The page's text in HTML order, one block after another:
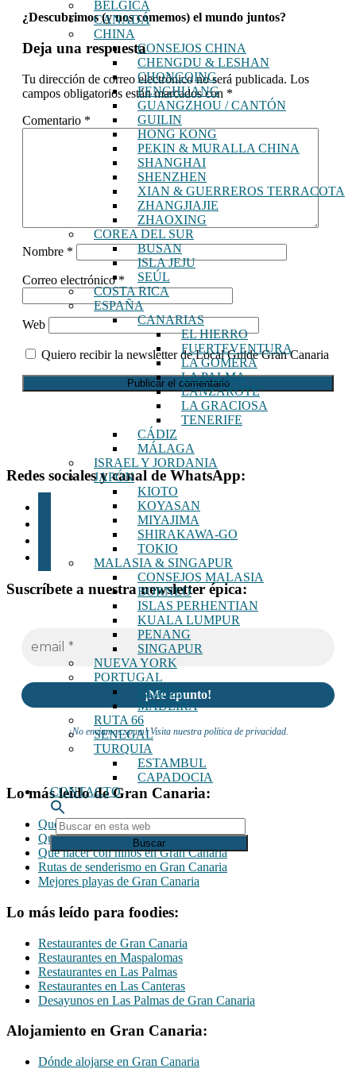
BÉLGICA
CANADÁ
CHINA
CONSEJOS CHINA
CHENGDU & LESHAN
CHONGQING
FENGHUANG
GUANGZHOU / CANTÓN
GUILIN
HONG KONG
PEKIN & MURALLA CHINA
SHANGHAI
SHENZHEN
XIAN & GUERREROS TERRACOTA
ZHANGJIAJIE
ZHAOXING
COREA DEL SUR
BUSAN
ISLA JEJU
SEÚL
COSTA RICA
ESPAÑA
CANARIAS
EL HIERRO
FUERTEVENTURA
LA GOMERA
LA PALMA
LANZAROTE
LA GRACIOSA
TENERIFE
CÁDIZ
MÁLAGA
ISRAEL Y JORDANIA
JAPÓN
KIOTO
KOYASAN
MIYAJIMA
SHIRAKAWA-GO
TOKIO
MALASIA & SINGAPUR
CONSEJOS MALASIA
BORNEO
ISLAS PERHENTIAN
KUALA LUMPUR
PENANG
SINGAPUR
NUEVA YORK
PORTUGAL
LISBOA
MADEIRA
RUTA 66
SENEGAL
TURQUIA
ESTAMBUL
CAPADOCIA
CONTACTO
Buscar
en
esta
web
¿Descubrimos (y nos comemos) el mundo juntos?
Interacciones
los
lectores
Deja una respuesta
Tu dirección de correo electrónico no será publicada. Los
campos obligatorios están marcados con *
Comentario *
Nombre *
Correo electrónico*
Web
Quiero recibir la newsletter de Local Guide Gran Canaria
Footer
Redes sociales y canal de WhatsApp:
Suscríbete a nuestra newsletter épica:
¡No enviamos spam! Visita nuestra política de privacidad.
Lo más leído de Gran Canaria:
Que hacer y que ver en Gran Canaria
Que ver en Las Palmas de Gran Canaria
Que hacer con niños en Gran Canaria
Rutas de senderismo en Gran Canaria
Mejores playas de Gran Canaria
Lo más leído para foodies:
Restaurantes de Gran Canaria
Restaurantes en Maspalomas
Restaurantes en Las Palmas
Restaurantes en Las Canteras
Desayunos en Las Palmas de Gran Canaria
Alojamiento en Gran Canaria:
Dónde alojarse en Gran Canaria